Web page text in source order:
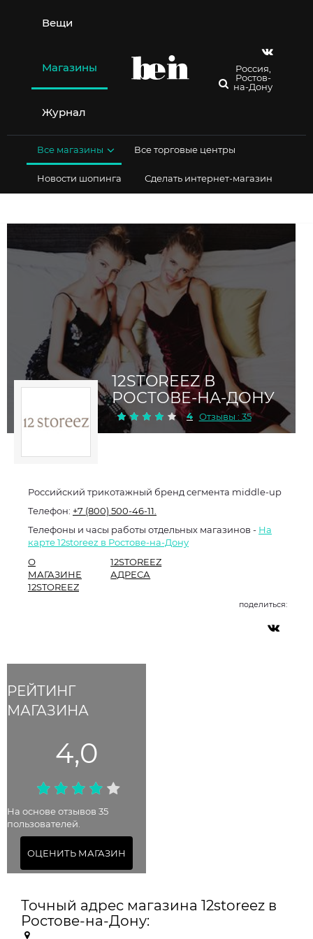
содержимому
Вещи
Магазины
Журнал
Россия,
Ростов-
на-Дону
Все магазины Все торговые центры
Новости шопинга Сделать интернет-магазин
12STOREEZ В
РОСТОВЕ-НА-ДОНУ
4 Отзывы : 35
РЕЙТИНГ
МАГАЗИНА
4,0
На основе отзывов 35
пользователей.
ОЦЕНИТЬ МАГАЗИН
Российский трикотажный бренд сегмента middle-up
Телефон: +7 (800) 500-46-11.
Телефоны и часы работы отдельных магазинов - На
карте 12storeez в Ростове-на-Дону
О
МАГАЗИНЕ
12STOREEZ
12STOREEZ
АДРЕСА
поделиться:
Точный адрес магазина 12storeez в
Ростове-на-Дону: